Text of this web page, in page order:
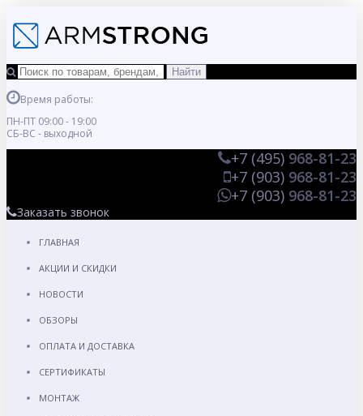
Время работы:
ПН-ПТ 09:00 - 19:00
СБ-ВС - выходной
+7 (495) 968-81-23
+7 (903) 968-81-23
+7 (903) 968-81-23
Заказать звонок
ГЛАВНАЯ
АКЦИИ И СКИДКИ
НОВОСТИ
ОБЗОРЫ
ОПЛАТА И ДОСТАВКА
СЕРТИФИКАТЫ
МОНТАЖ